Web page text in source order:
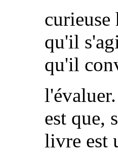
qu'il
qu'il
est que,
livre est